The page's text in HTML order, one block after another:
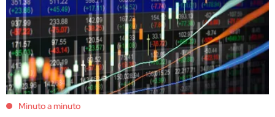
Minuto a minuto